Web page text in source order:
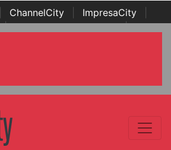
ChannelCity ImpresaCity
| Italian Channel Awards | Italian